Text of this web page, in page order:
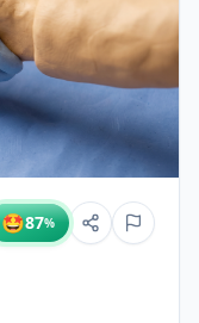
🤩87%